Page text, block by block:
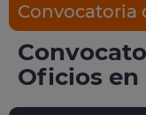
Convocatoria
Oficios en